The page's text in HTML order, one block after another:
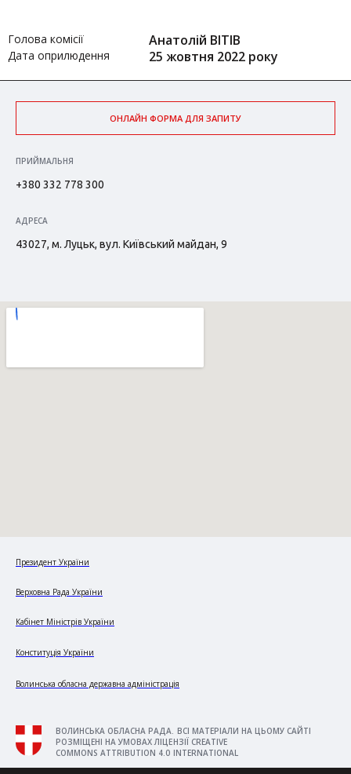
Голова комісії Анатолій ВІТІВ
Дата оприлюдення 25 жовтня 2022 року
ОНЛАЙН ФОРМА ДЛЯ ЗАПИТУ
ПРИЙМАЛЬНЯ
+380 332 778 300
АДРЕСА
43027, м. Луцьк, вул. Київський майдан, 9
Президент України
Верховна Рада України
Кабінет Міністрів України
Конституція України
Волинська обласна державна адміністрація
ВОЛИНСЬКА ОБЛАСНА РАДА. ВСІ МАТЕРІАЛИ НА ЦЬОМУ САЙТІ
РОЗМІЩЕНІ НА УМОВАХ ЛІЦЕНЗІЇ CREATIVE
COMMONS ATTRIBUTION 4.0 INTERNATIONAL